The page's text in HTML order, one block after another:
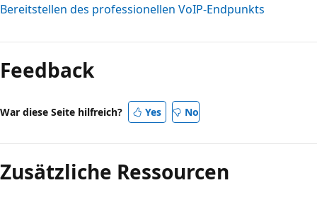
Bereitstellen des professionellen VoIP-Endpunkts
Feedback
War diese Seite hilfreich? Yes No
Zusätzliche Ressourcen